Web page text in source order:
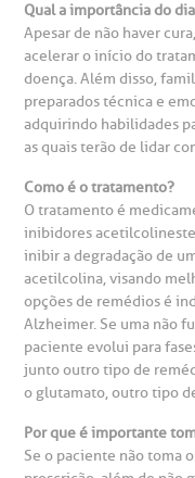
Qual a importância do
Apesar de não haver
acelerar o início do
doença. Além disso,
preparados técnica e
adquirindo habilidades
as quais terão de lidar
Como é o tratamento?
O tratamento é
inibidores
inibir a degradação de
acetilcolina, visando
opções de remédios é
Alzheimer. Se uma não
paciente evolui para
junto outro tipo de
o glutamato, outro tipo
Por que é importante
Se o paciente não toma